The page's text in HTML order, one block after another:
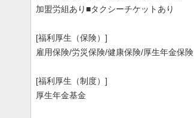
加盟労組あり■タクシーチケットあり
[福利厚生（保険）]
雇用保険/労災保険/健康保険/厚生年金保険
[福利厚生（制度）]
厚生年金基金